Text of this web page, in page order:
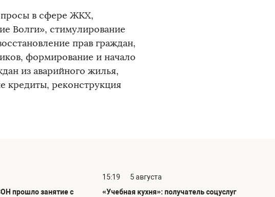
в сфере ЖКХ,
Волги», стимулирование
прав граждан,
формирование и начало
из аварийного жилья,
кредиты, реконструкция
прошло занятие с
15:19
5 августа
«Учебная кухня»: получатель соцуслуг